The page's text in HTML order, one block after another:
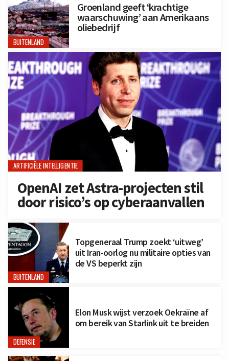
BUITENLAND
Groenland geeft ‘krachtige
waarschuwing’ aan Amerikaans
oliebedrijf
ARTIFICIËLE INTELLIGENTIE
OpenAI zet Astra-projecten stil
door risico’s op cyberaanvallen
BUITENLAND
Topgeneraal Trump zoekt ‘uitweg’
uit Iran-oorlog nu militaire opties van
de VS beperkt zijn
DEFENSIE
Elon Musk wijst verzoek Oekraïne af
om bereik van Starlink uit te breiden